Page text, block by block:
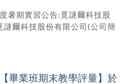
暑期實習公告:覓謎爾科技股
爾科技股份有限公司(公司簡
畢業班期末教學評量】於